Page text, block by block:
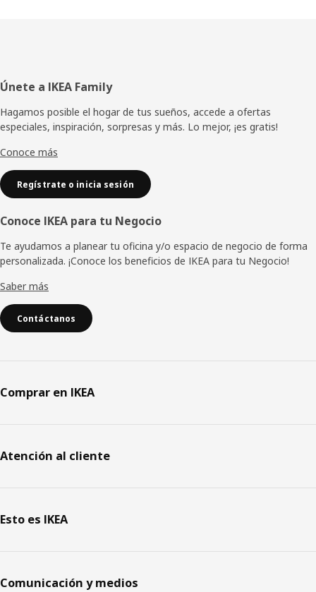
Pie
de
página
Únete a IKEA Family
Hagamos posible el hogar de tus sueños, accede a ofertas
especiales, inspiración, sorpresas y más. Lo mejor, ¡es gratis!
Conoce más
Regístrate o inicia sesión
Conoce IKEA para tu Negocio
Te ayudamos a planear tu oficina y/o espacio de negocio de forma
personalizada. ¡Conoce los beneficios de IKEA para tu Negocio!
Saber más
Contáctanos
Comprar en IKEA
Atención al cliente
Esto es IKEA
Comunicación y medios